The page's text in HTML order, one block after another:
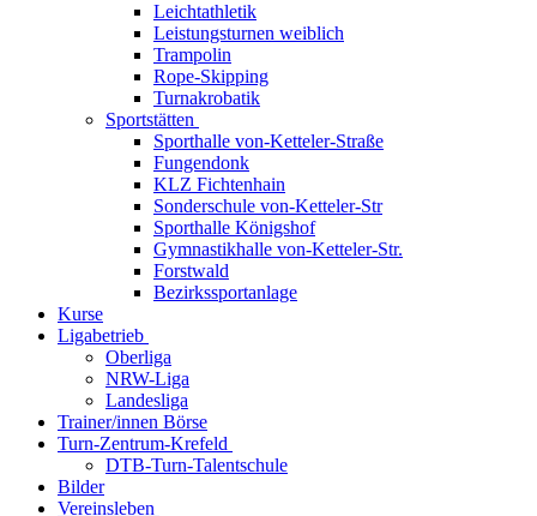
Leichtathletik
Leistungsturnen weiblich
Trampolin
Rope-Skipping
Turnakrobatik
Sportstätten
Sporthalle von-Ketteler-Straße
Fungendonk
KLZ Fichtenhain
Sonderschule von-Ketteler-Str
Sporthalle Königshof
Gymnastikhalle von-Ketteler-Str.
Forstwald
Bezirkssportanlage
Kurse
Ligabetrieb
Oberliga
NRW-Liga
Landesliga
Trainer/innen Börse
Turn-Zentrum-Krefeld
DTB-Turn-Talentschule
Bilder
Vereinsleben